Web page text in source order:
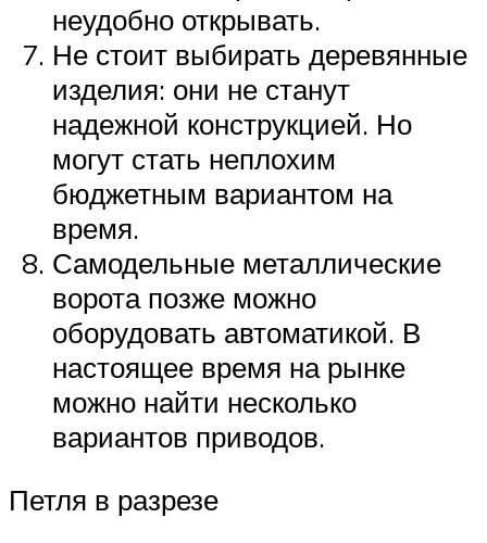
неудобно открывать.
Не стоит выбирать деревянные
изделия: они не станут
надежной конструкцией. Но
могут стать неплохим
бюджетным вариантом на
время.
Самодельные металлические
ворота позже можно
оборудовать автоматикой. В
настоящее время на рынке
можно найти несколько
вариантов приводов.
Петля в разрезе